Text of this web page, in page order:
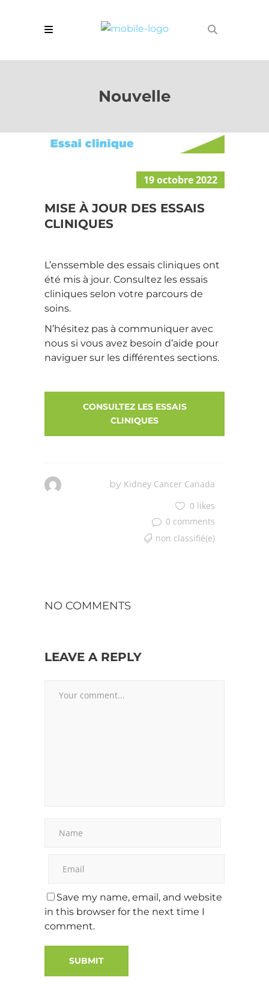
Nouvelle
19 octobre 2022
MISE À JOUR DES ESSAIS
CLINIQUES
L’enssemble des essais cliniques ont
été mis à jour. Consultez les essais
cliniques selon votre parcours de
soins.
N’hésitez pas à communiquer avec
nous si vous avez besoin d’aide pour
naviguer sur les différentes sections.
CONSULTEZ LES ESSAIS
CLINIQUES
by Kidney Cancer Canada
0 likes
0 comments
non classifié(e)
NO COMMENTS
LEAVE A REPLY
Save my name, email, and website
in this browser for the next time I
comment.